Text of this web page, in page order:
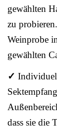
gewählten
zu
Weinprobe
gewählten
✓
dass sie die